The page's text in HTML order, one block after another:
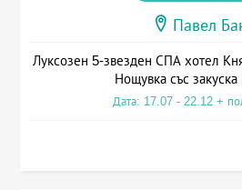
Павел
Луксозен 5-звезден СПА хотел
Нощувка със закуска
Дата: 17.07 - 22.12 +